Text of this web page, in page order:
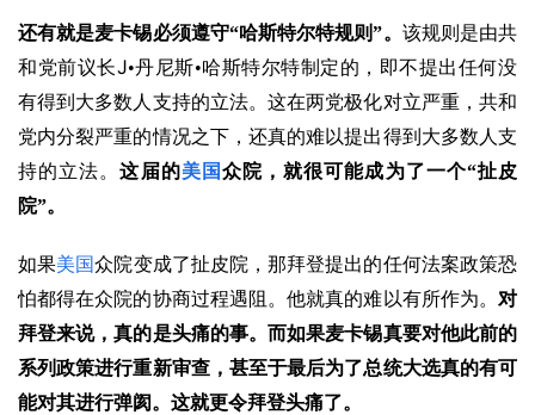
还有就是麦卡锡必须遵守“哈斯特尔特规则”。 该规则是由共
和党前议长J•丹尼斯•哈斯特尔特制定的，即不提出任何没
有得到大多数人支持的立法。这在两党极化对立严重，共和
党内分裂严重的情况之下，还真的难以提出得到大多数人支
持的立法。这届的美国众院，就很可能成为了一个“扯皮
院”。
如果美国众院变成了扯皮院，那拜登提出的任何法案政策恐
怕都得在众院的协商过程遇阻。他就真的难以有所作为。 对
拜登来说，真的是头痛的事。而如果麦卡锡真要对他此前的
系列政策进行重新审查，甚至于最后为了总统大选真的有可
能对其进行弹阂。这就更令拜登头痛了。